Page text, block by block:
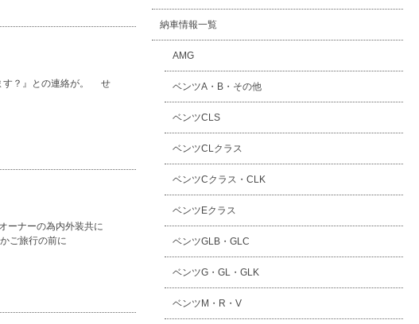
す？』との連絡が。 せ
ーナーの為内外装共に
ご旅行の前に
納車情報一覧
AMG
ベンツA・B・その他
ベンツCLS
ベンツCLクラス
ベンツCクラス・CLK
ベンツEクラス
ベンツGLB・GLC
ベンツG・GL・GLK
ベンツM・R・V